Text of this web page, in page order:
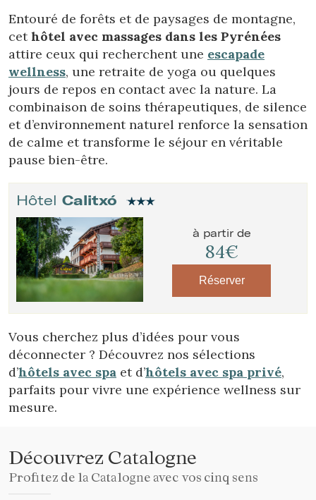
Entouré de forêts et de paysages de montagne,
cethôtel avec massages dans les Pyrénées
attire ceux qui recherchent une escapade
wellness, une retraite de yoga ou quelques
jours de repos en contact avec la nature. La
combinaison de soins thérapeutiques, de silence
et d’environnement naturel renforce la sensation
de calme et transforme le séjour en véritable
pause bien-être.
Hôtel Calitxó
à partir de
84€
Réserver
Vous cherchez plus d’idées pour vous
déconnecter ? Découvrez nos sélections
d’hôtels avec spa et d’hôtels avec spa privé,
parfaits pour vivre une expérience wellness sur
mesure.
Découvrez Catalogne
Profitez de la Catalogne avec vos cinq sens